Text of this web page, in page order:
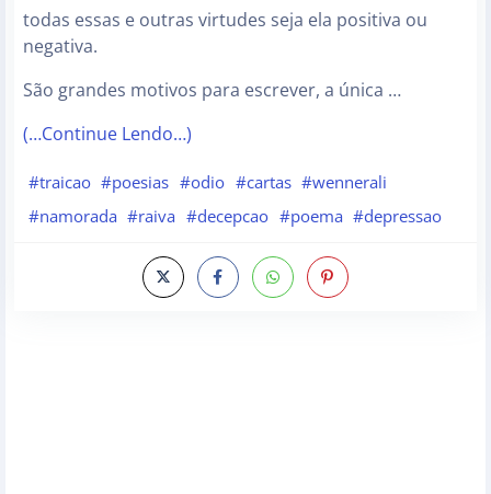
todas essas e outras virtudes seja ela positiva ou
negativa.
São grandes motivos para escrever, a única …
(…Continue Lendo…)
#traicao #poesias #odio #cartas #wennerali
#namorada #raiva #decepcao #poema #depressao